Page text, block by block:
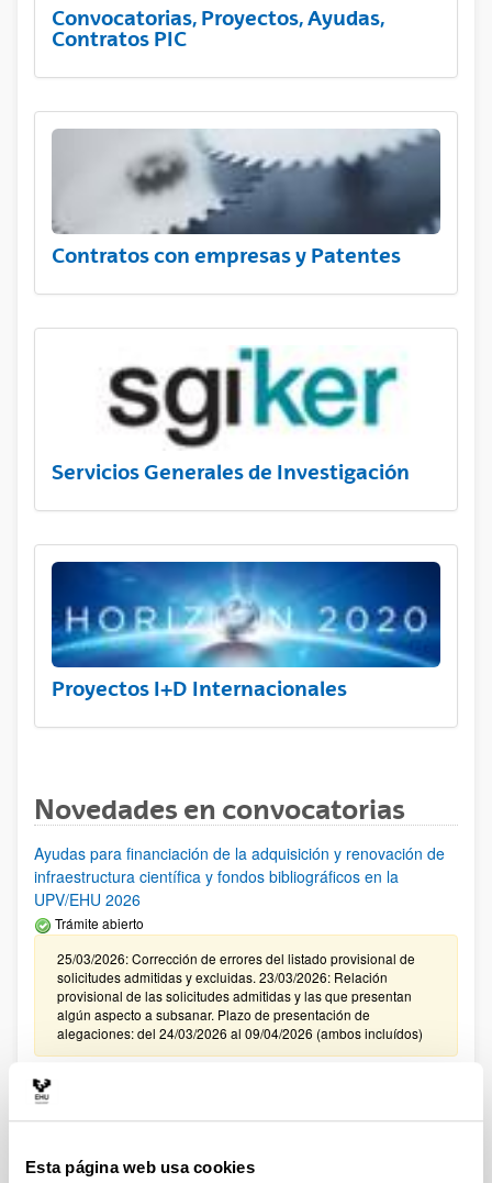
Esta página web usa cookies
Convocatorias, Proyectos, Ayudas,
Contratos PIC
Contratos con empresas y Patentes
Servicios Generales de Investigación
Proyectos I+D Internacionales
Novedades en convocatorias
Ayudas para financiación de la adquisición y renovación de
infraestructura científica y fondos bibliográficos en la
UPV/EHU 2026
Trámite abierto
25/03/2026: Corrección de errores del listado provisional de
solicitudes admitidas y excluidas. 23/03/2026: Relación
provisional de las solicitudes admitidas y las que presentan
algún aspecto a subsanar. Plazo de presentación de
alegaciones: del 24/03/2026 al 09/04/2026 (ambos incluídos)
Convocatoria de ayudas para el fomento de la cultura
científica, tecnológica y de la innovación (FECYT) 2026
Plazo interno para envío documentación: propuestas